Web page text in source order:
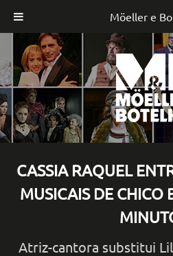
Möeller e
Skip
to
CASSIA RAQUEL
MUSICAIS DE CHICO
Atriz-cantora substitui